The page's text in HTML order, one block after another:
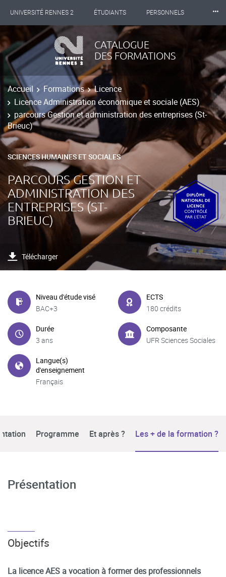
UNIVERSITÉ RENNES 2 ÉTUDIANTS PERSONNELS
INTERNATIONAL PROFESSIONNELS
LES NOUVELLES DE RENNES 2
⸱⸱⸱
CATALOGUE
DES FORMATIONS
Accueil Formations
Licence
Licence Administration économique et sociale (AES)
parcours Gestion et administration des entreprises (St-
Brieuc)
SCIENCES HUMAINES ET SOCIALES
PARCOURS GESTION ET
ADMINISTRATION DES
ENTREPRISES (ST-
BRIEUC)
Télécharger
Niveau d'étude visé
BAC+3
ECTS
180 crédits
Durée
3 ans
Composante
UFR Sciences Sociales
Langue(s)
d'enseignement
Français
Programme Et après ? Les + de la formation ?
Présentation
Objectifs
La licence AES a vocation à former des professionnels